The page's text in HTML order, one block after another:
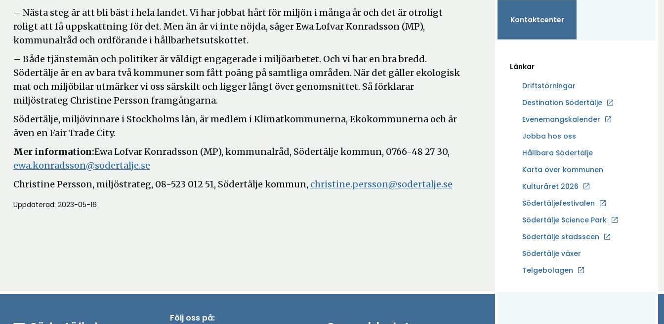
Kontaktcenter
Länkar
Driftstörningar
Destination Södertälje
Ö
p
n
a
y
t
f
ö
n
t
Evenemangskalender
Jobba hos oss
Ö
p
n
a
y
t
f
ö
Hållbara Södertälje
Karta över kommunen
Kulturåret 2026
Södertäljefestivalen
Södertälje Science Park
Ö
p
n
a
Södertälje stadsscen
Södertälje växer
Telgebolagen
Ö
– Nästa steg är att bli bäst i hela landet. Vi har jobbat hårt för miljön i många år och det är otroligt
roligt att få uppskattning för det. Men än är vi inte nöjda, säger Ewa Lofvar Konradsson (MP),
kommunalråd och ordförande i hållbarhetsutskottet.
– Både tjänstemän och politiker är väldigt engagerade i miljöarbetet. Och vi har en bra bredd.
Södertälje är en av bara två kommuner som fått poäng på samtliga områden. När det gäller ekologisk
mat och miljöbilar utmärker vi oss särskilt och ligger långt över genomsnittet. Så förklarar
miljöstrateg Christine Persson framgångarna.
Södertälje, miljövinnare i Stockholms län, är medlem i Klimatkommunerna, Ekokommunerna och är
även en Fair Trade City.
Mer information:Ewa Lofvar Konradsson (MP), kommunalråd, Södertälje kommun, 0766-48 27 30,
ewa.konradsson@sodertalje.se
Christine Persson, miljöstrateg, 08-523 012 51, Södertälje kommun, christine.persson@sodertalje.se
Uppdaterad: 2023-05-16
Följ oss på: